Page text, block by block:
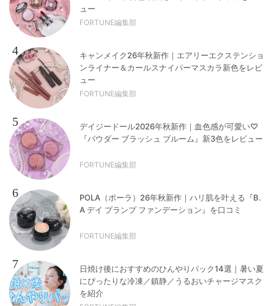
ュー
FORTUNE編集部
4
キャンメイク26年秋新作｜エアリーエクステンショ
ンライナー＆カールスナイパーマスカラ新色をレビ
ュー
FORTUNE編集部
5
デイジードール2026年秋新作｜血色感が可愛い♡
『パウダー ブラッシュ ブルーム』新3色をレビュー
FORTUNE編集部
6
POLA（ポーラ）26年秋新作｜ハリ肌を叶える『B.
A デイ プランプ ファンデーション』を口コミ
FORTUNE編集部
7
日焼け後におすすめのひんやりパック14選｜暑い夏
にぴったりな冷凍／鎮静／うるおいチャージマスク
を紹介